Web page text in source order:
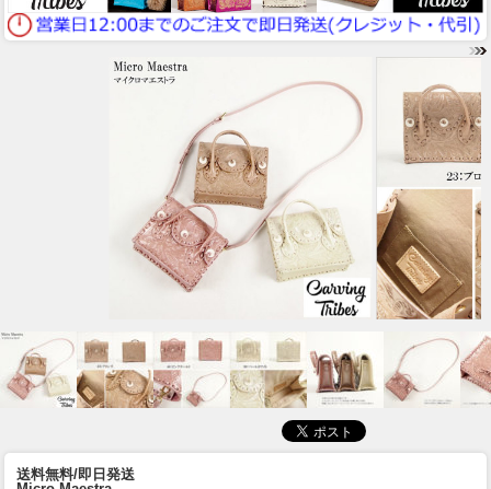
送料無料/即日発送